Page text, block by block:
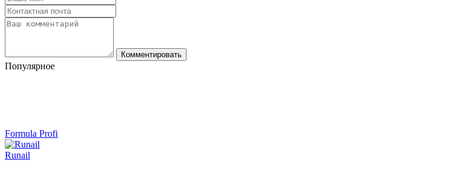
Комментировать
Популярное
Formula Profi
Runail